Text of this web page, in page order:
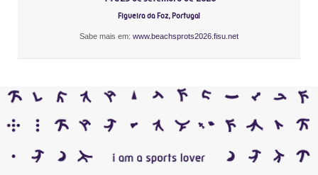
Figueira da Foz, Portugal
Sabe mais em: www.beachsprots2026.fisu.net